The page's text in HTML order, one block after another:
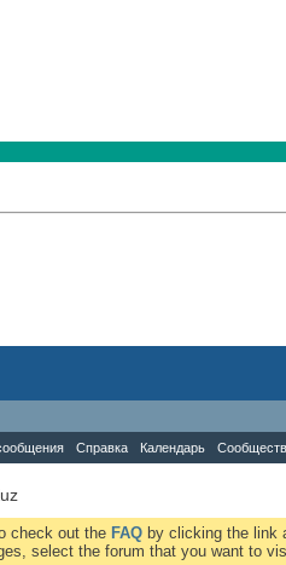
Справка Календарь
check out the FAQ by clicking the link
select the forum that you want to